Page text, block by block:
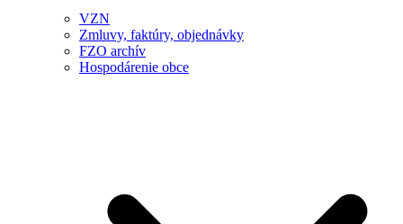
VZN
Zmluvy, faktúry, objednávky
FZO archív
Hospodárenie obce